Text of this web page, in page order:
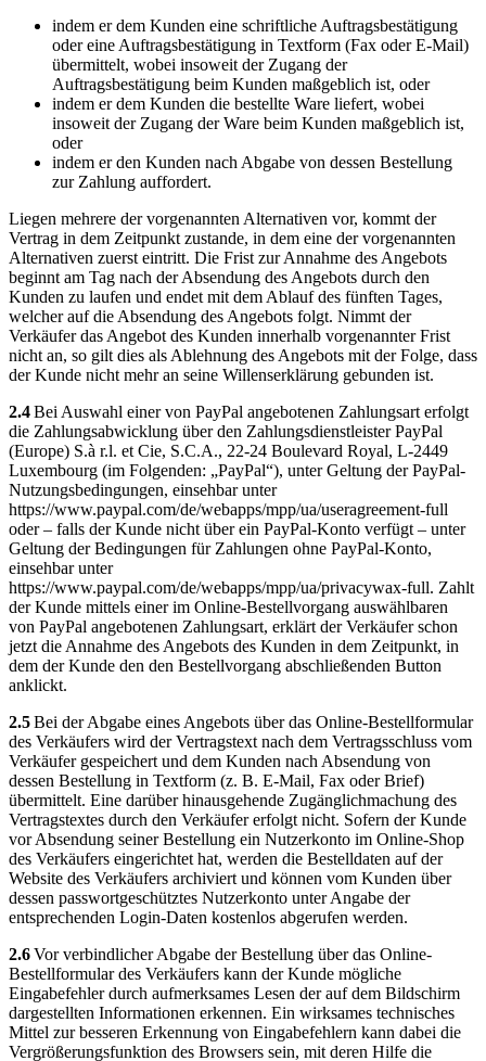
indem er dem Kunden eine schriftliche Auftragsbestätigung
oder eine Auftragsbestätigung in Textform (Fax oder E-Mail)
übermittelt, wobei insoweit der Zugang der
Auftragsbestätigung beim Kunden maßgeblich ist, oder
indem er dem Kunden die bestellte Ware liefert, wobei
insoweit der Zugang der Ware beim Kunden maßgeblich ist,
oder
indem er den Kunden nach Abgabe von dessen Bestellung
zur Zahlung auffordert.
Liegen mehrere der vorgenannten Alternativen vor, kommt der
Vertrag in dem Zeitpunkt zustande, in dem eine der vorgenannten
Alternativen zuerst eintritt. Die Frist zur Annahme des Angebots
beginnt am Tag nach der Absendung des Angebots durch den
Kunden zu laufen und endet mit dem Ablauf des fünften Tages,
welcher auf die Absendung des Angebots folgt. Nimmt der
Verkäufer das Angebot des Kunden innerhalb vorgenannter Frist
nicht an, so gilt dies als Ablehnung des Angebots mit der Folge, dass
der Kunde nicht mehr an seine Willenserklärung gebunden ist.
2.4Bei Auswahl einer von PayPal angebotenen Zahlungsart erfolgt
die Zahlungsabwicklung über den Zahlungsdienstleister PayPal
(Europe) S.à r.l. et Cie, S.C.A., 22-24 Boulevard Royal, L-2449
Luxembourg (im Folgenden: „PayPal“), unter Geltung der PayPal-
Nutzungsbedingungen, einsehbar unter
https://www.paypal.com/de/webapps/mpp/ua/useragreement-full
oder – falls der Kunde nicht über ein PayPal-Konto verfügt – unter
Geltung der Bedingungen für Zahlungen ohne PayPal-Konto,
einsehbar unter
https://www.paypal.com/de/webapps/mpp/ua/privacywax-full. Zahlt
der Kunde mittels einer im Online-Bestellvorgang auswählbaren
von PayPal angebotenen Zahlungsart, erklärt der Verkäufer schon
jetzt die Annahme des Angebots des Kunden in dem Zeitpunkt, in
dem der Kunde den den Bestellvorgang abschließenden Button
anklickt.
2.5Bei der Abgabe eines Angebots über das Online-Bestellformular
des Verkäufers wird der Vertragstext nach dem Vertragsschluss vom
Verkäufer gespeichert und dem Kunden nach Absendung von
dessen Bestellung in Textform (z. B. E-Mail, Fax oder Brief)
übermittelt. Eine darüber hinausgehende Zugänglichmachung des
Vertragstextes durch den Verkäufer erfolgt nicht. Sofern der Kunde
vor Absendung seiner Bestellung ein Nutzerkonto im Online-Shop
des Verkäufers eingerichtet hat, werden die Bestelldaten auf der
Website des Verkäufers archiviert und können vom Kunden über
dessen passwortgeschütztes Nutzerkonto unter Angabe der
entsprechenden Login-Daten kostenlos abgerufen werden.
2.6Vor verbindlicher Abgabe der Bestellung über das Online-
Bestellformular des Verkäufers kann der Kunde mögliche
Eingabefehler durch aufmerksames Lesen der auf dem Bildschirm
dargestellten Informationen erkennen. Ein wirksames technisches
Mittel zur besseren Erkennung von Eingabefehlern kann dabei die
Vergrößerungsfunktion des Browsers sein, mit deren Hilfe die